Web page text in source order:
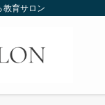
教育サロン